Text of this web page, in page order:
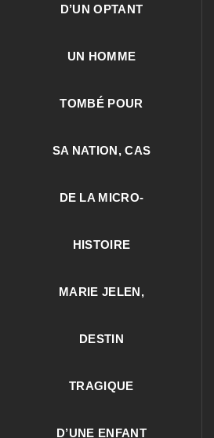
D’UN OPTANT
UN HOMME
TOMBÉ POUR
SA NATION, CAS
DE LA MICRO-
HISTOIRE
MARIE JELEN,
DESTIN
TRAGIQUE
D’UNE ENFANT